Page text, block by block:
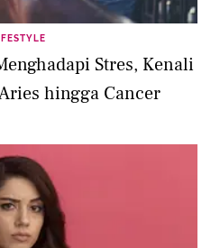
Stres, Kenali
hingga Cancer